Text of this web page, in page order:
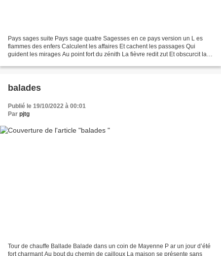
Pays sages suite Pays sage quatre Sagesses en ce pays version un L es
flammes des enfers Calculent les affaires Et cachent les passages Qui
guident les mirages Au point fort du zénith La fièvre redit zut Et obscurcit la
balades
Publié le 19/10/2022 à 00:01
Par pjtg
Tour de chauffe Ballade Balade dans un coin de Mayenne P ar un jour d’été
fort charmant Au bout du chemin de cailloux La maison se présente sans